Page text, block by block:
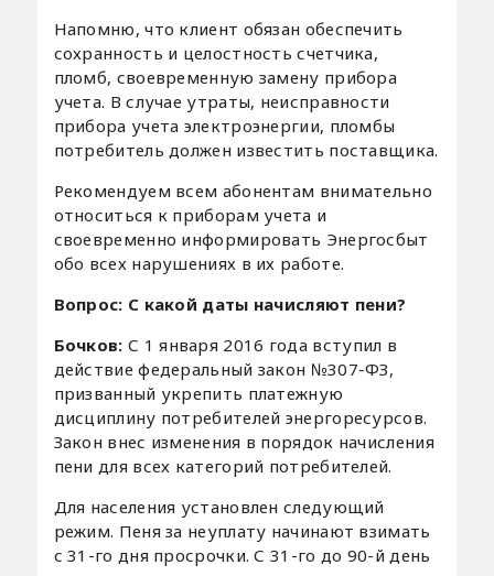
Напомню, что клиент обязан обеспечить
сохранность и целостность счетчика,
пломб, своевременную замену прибора
учета. В случае утраты, неисправности
прибора учета электроэнергии, пломбы
потребитель должен известить поставщика.
Рекомендуем всем абонентам внимательно
относиться к приборам учета и
своевременно информировать Энергосбыт
обо всех нарушениях в их работе.
Вопрос: С какой даты начисляют пени?
Бочков: С 1 января 2016 года вступил в
действие федеральный закон №307-ФЗ,
призванный укрепить платежную
дисциплину потребителей энергоресурсов.
Закон внес изменения в порядок начисления
пени для всех категорий потребителей.
Для населения установлен следующий
режим. Пеня за неуплату начинают взимать
с 31-го дня просрочки. С 31-го до 90-й день